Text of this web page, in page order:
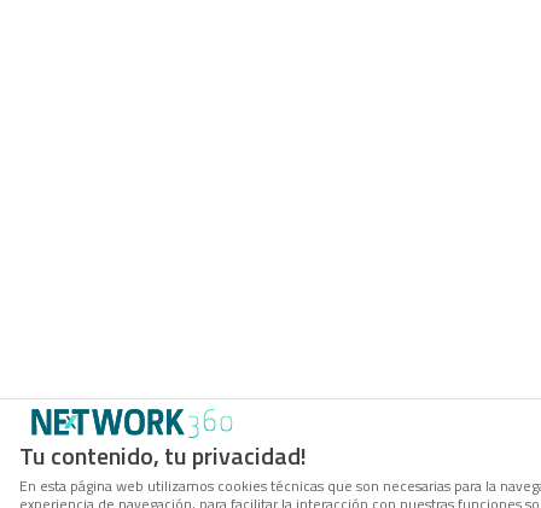
Tu contenido, tu privacidad!
En esta página web utilizamos cookies técnicas que son necesarias para la